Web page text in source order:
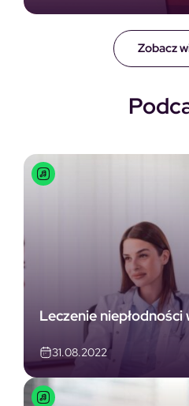
Zobacz
Leczenie niepłodności
31.08.2022